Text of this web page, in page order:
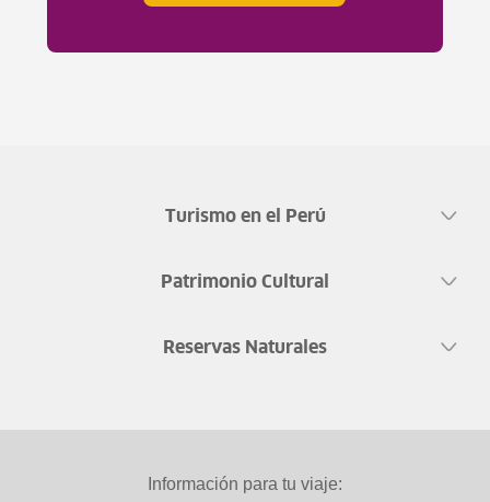
Turismo en el Perú
Patrimonio Cultural
Reservas Naturales
Información para tu viaje: